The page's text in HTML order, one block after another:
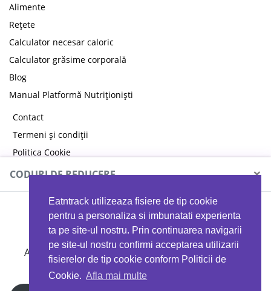
Eatntrack utilizeaza fisiere de tip cookie
pentru a personaliza si imbunatati experienta
ta pe site-ul nostru. Prin continuarea navigarii
pe site-ul nostru confirmi acceptarea utilizarii
fisierelor de tip cookie conform Politicii de
Cookie. Afla mai multe
Alimente
Rețete
Calculator necesar caloric
Calculator grăsime corporală
Blog
Manual Platformă Nutriționiști
Contact
Termeni și condiții
Politica Cookie
Politica de confidențialitate
CODURI DE REDUCERE ×
MYPROTEIN
Ai 40%reducere la orice comandă folosind codul
EATTRACK